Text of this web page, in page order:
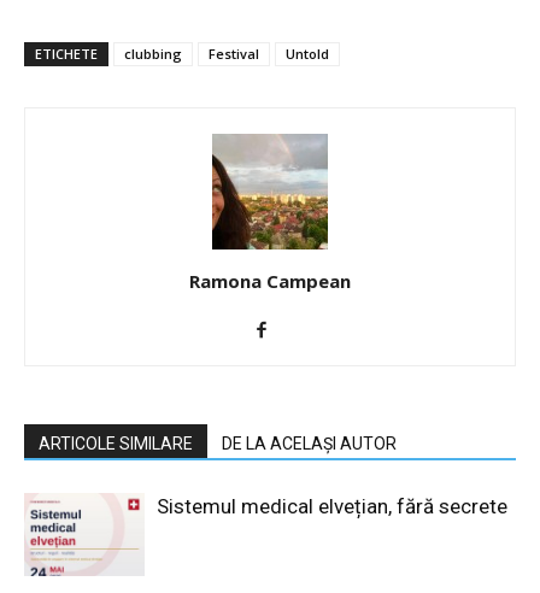
ETICHETE clubbing Festival Untold
Ramona Campean
ARTICOLE SIMILARE DE LA ACELAȘI AUTOR
Sistemul medical elvețian, fără secrete